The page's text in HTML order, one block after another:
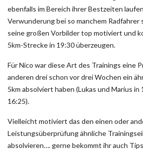
ebenfalls im Bereich ihrer Bestzeiten
Verwunderung bei so manchem Radfahrer
seine großen Vorbilder top motiviert und
5km-Strecke in 19:30 überzeugen.
Für Nico war diese Art des Trainings eine
anderen drei schon vor drei Wochen ein
5km absolviert haben (Lukas und Marius in
16:25).
Vielleicht motiviert das den einen oder
Leistungsüberprüfung ähnliche
absolvieren…. gerne bekommt ihr auch